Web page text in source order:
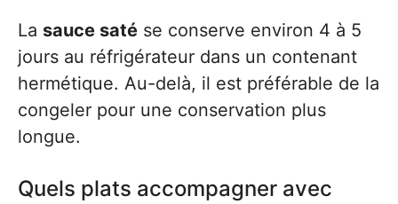
La sauce saté se conserve environ 4 à 5
jours au réfrigérateur dans un contenant
hermétique. Au-delà, il est préférable de la
congeler pour une conservation plus
longue.
Quels plats accompagner avec